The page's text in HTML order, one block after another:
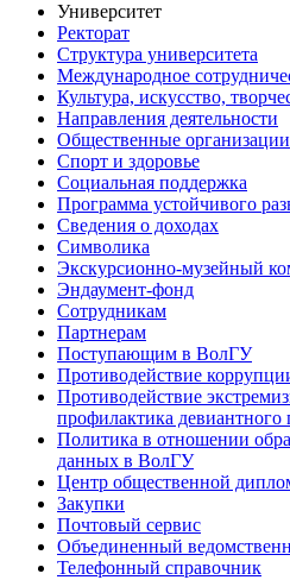
Университет
Ректорат
Структура университета
Международное
Культура, искусство,
Направления деятельности
Общественные организации
Спорт и здоровье
Социальная поддержка
Программа устойчивого
Сведения о доходах
Символика
Экскурсионно-музейный
Эндаумент-фонд
Сотрудникам
Партнерам
Поступающим в ВолГУ
Противодействие
Противодействие
профилактика девиантного
Политика в отношении
данных в ВолГУ
Центр общественной
Закупки
Почтовый сервис
Объединенный
Телефонный справочник